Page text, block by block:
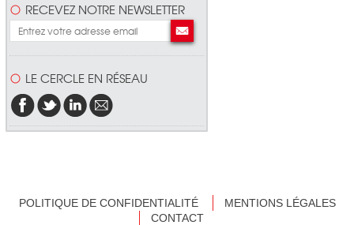
RECEVEZ NOTRE NEWSLETTER
LE CERCLE EN RÉSEAU
POLITIQUE DE CONFIDENTIALITÉ
MENTIONS LÉGALES
CONTACT